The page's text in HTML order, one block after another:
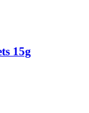
15g